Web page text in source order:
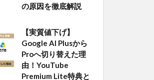
の原因を徹底解説
【実質値下げ】
Google AI Plusから
Proへ切り替えた理
由！YouTube
Premium Lite特典と